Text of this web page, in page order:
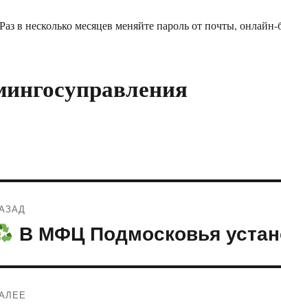
в несколько месяцев меняйте пароль от почты,
В МФЦ Подмосковья